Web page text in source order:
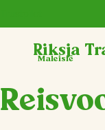
Riksja
Maleisië